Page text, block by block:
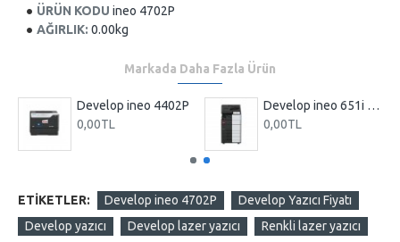
ÜRÜN KODU ineo 4702P
AĞIRLIK: 0.00kg
Markada Daha Fazla Ürün
Develop ineo 4402P
0,00TL
Develop ineo 651i fotokopi makinesi siyah
0,00TL
ETIKETLER: Develop ineo 4702P
Develop Yazıcı Fiyatı
Develop yazıcı
Develop lazer yazıcı
Renkli lazer yazıcı